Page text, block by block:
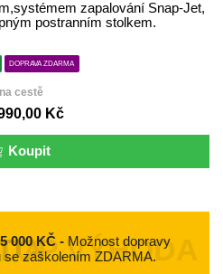
zapalování Snap-Jet,
postranním stolkem.
DOPRAVA ZDARMA
na cestě
Kč
Koupit
000 KČ - Možnost dopravy
se zaškolením ZDARMA.